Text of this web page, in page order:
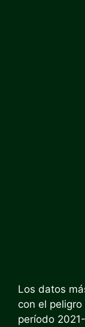
Los datos
con el
período